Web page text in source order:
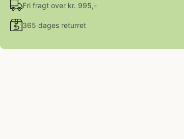
Fri fragt over kr. 995,-
365 dages returret